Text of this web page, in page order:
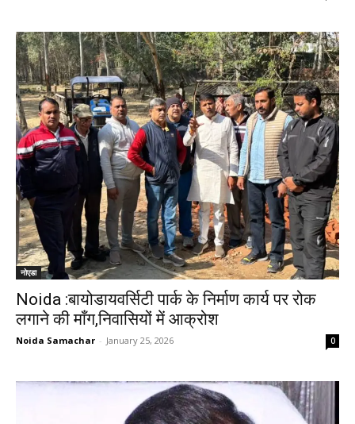
नोएडा
Noida :बायोडायवर्सिटी पार्क के निर्माण कार्य पर रोक
लगाने की माँग,निवासियों में आक्रोश
Noida Samachar - January 25, 2026 0